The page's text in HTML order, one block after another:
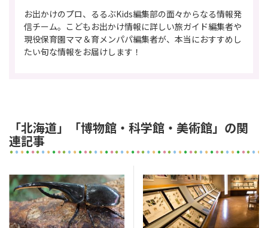
お出かけのプロ、るるぶKids編集部の面々からなる情報発
信チーム。こどもお出かけ情報に詳しい旅ガイド編集者や
現役保育園ママ＆育メンパパ編集者が、本当におすすめし
たい旬な情報をお届けします！
「北海道」「博物館・科学館・美術館」の関
連記事